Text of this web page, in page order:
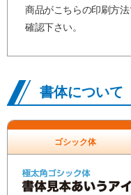
商品がこちらの印刷方
確認下さい。
書体について
ゴシック体